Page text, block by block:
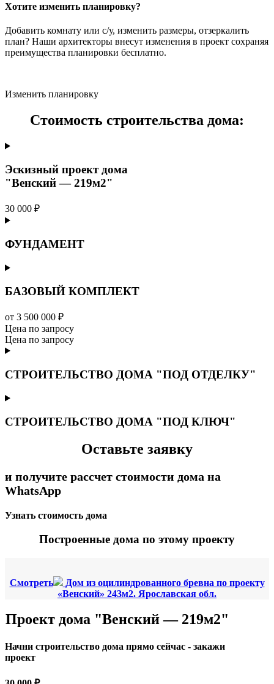
Хотите изменить планировку?
Добавить комнату или с/у, изменить размеры, отзеркалить
план? Наши архитекторы внесут изменения в проект сохраняя
преимущества планировки бесплатно.
Изменить планировку
Стоимость строительства дома:
Эскизный проект дома
"Венский — 219м2"
30 000 ₽
ФУНДАМЕНТ
БАЗОВЫЙ КОМПЛЕКТ
от 3 500 000 ₽
Цена по запросу
Цена по запросу
СТРОИТЕЛЬСТВО ДОМА "ПОД ОТДЕЛКУ"
СТРОИТЕЛЬСТВО ДОМА "ПОД КЛЮЧ"
Оставьте заявку
и получите рассчет стоимости дома на
WhatsApp
Узнать стоимость дома
Построенные дома по этому проекту
Смотреть
Дом из оцилиндрованного бревна по проекту
«Венский» 243м2. Ярославская обл.
Проект дома "Венский — 219м2"
Начни строительство дома прямо сейчас - закажи
проект